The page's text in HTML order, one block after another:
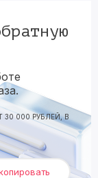
000 РУБЛЕЙ, В